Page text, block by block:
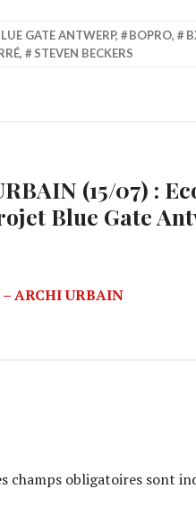
GATE ANTWERP, BOPRO,
, STEVEN BECKERS
(15/07) :
Blue Gate
ARCHI URBAIN
champs obligatoires sont